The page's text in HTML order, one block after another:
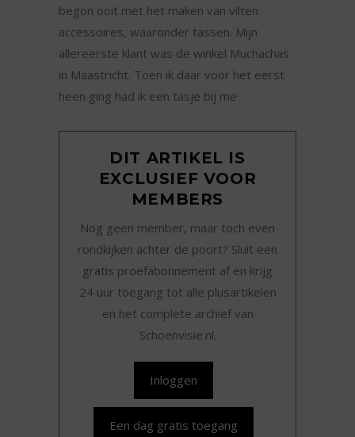
begon ooit met het maken van vilten
accessoires, waaronder tassen. Mijn
allereerste klant was de winkel Muchachas
in Maastricht. Toen ik daar voor het eerst
heen ging had ik een tasje bij me
DIT ARTIKEL IS
EXCLUSIEF VOOR
MEMBERS
Nog geen member, maar toch even
rondkijken achter de poort? Sluit een
gratis proefabonnement af en krijg
24 uur toegang tot alle plusartikelen
en het complete archief van
Schoenvisie.nl.
Inloggen
Een dag gratis toegang